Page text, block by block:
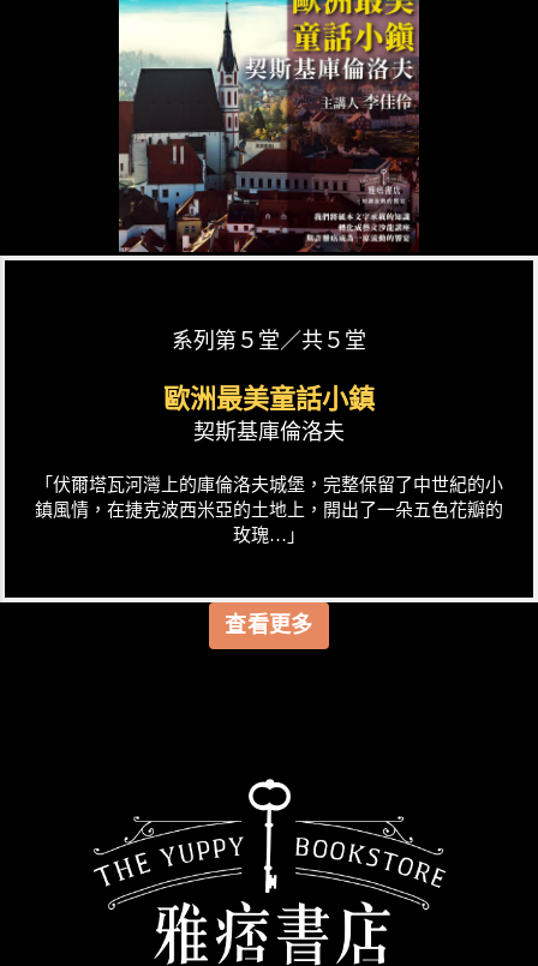
系列第５堂／共５堂
歐洲最美童話小鎮
契斯基庫倫洛夫
「伏爾塔瓦河灣上的庫倫洛夫城堡，完整保留了中世紀的小
鎮風情，在捷克波西米亞的土地上，開出了一朵五色花瓣的
玫瑰…」
查看更多